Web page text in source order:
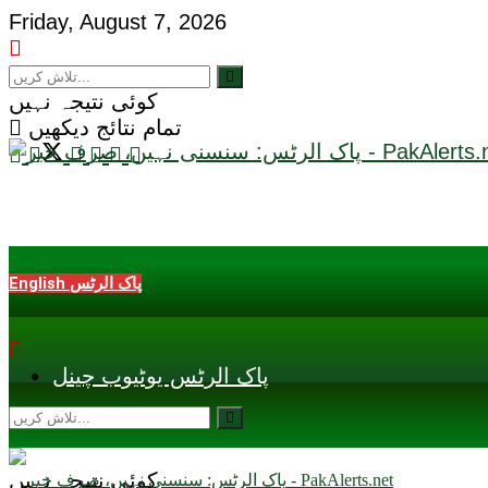
Friday, August 7, 2026
کوئی نتیجہ نہیں
تمام نتائج دیکھیں
English پاک الرٹس
پاک الرٹس یوٹیوب چینل
کوئی نتیجہ نہیں